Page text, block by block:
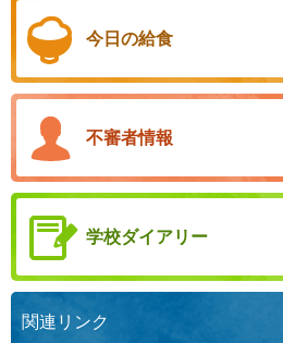
今日の給食
不審者情報
学校ダイアリー
関連リンク